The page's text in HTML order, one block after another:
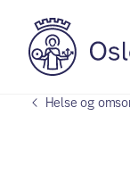
Helse og